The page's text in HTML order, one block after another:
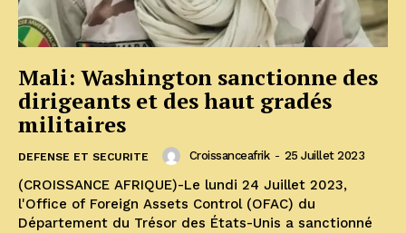
Mali: Washington sanctionne des
dirigeants et des haut gradés
militaires
DEFENSE ET SECURITE Croissanceafrik - 25 Juillet 2023
(CROISSANCE AFRIQUE)-Le lundi 24 Juillet 2023,
l'Office of Foreign Assets Control (OFAC) du
Département du Trésor des États-Unis a sanctionné